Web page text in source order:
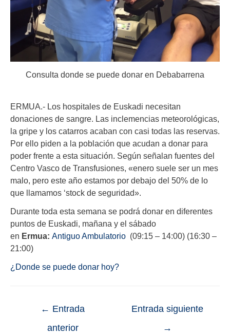
Consulta donde se puede donar en Debabarrena
ERMUA.- Los hospitales de Euskadi necesitan
donaciones de sangre. Las inclemencias meteorológicas,
la gripe y los catarros acaban con casi todas las reservas.
Por ello piden a la población que acudan a donar para
poder frente a esta situación. Según señalan fuentes del
Centro Vasco de Transfusiones, «enero suele ser un mes
malo, pero este año estamos por debajo del 50% de lo
que llamamos ‘stock de seguridad».
Durante toda esta semana se podrá donar en diferentes
puntos de Euskadi, mañana y el sábado
en Ermua: Antiguo Ambulatorio (09:15 – 14:00) (16:30 –
21:00)
¿Donde se puede donar hoy?
← Entrada
anterior
Entrada siguiente
→